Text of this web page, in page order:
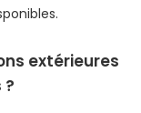
extérieures